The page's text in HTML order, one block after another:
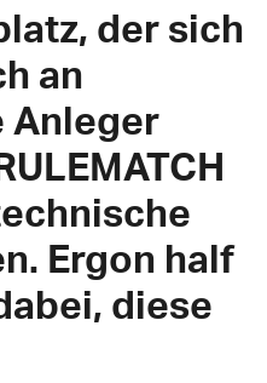
der sich
an
Ergon half
diese